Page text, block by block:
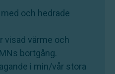
och hedrade
visad värme och
bortgång.
i min/vår stora